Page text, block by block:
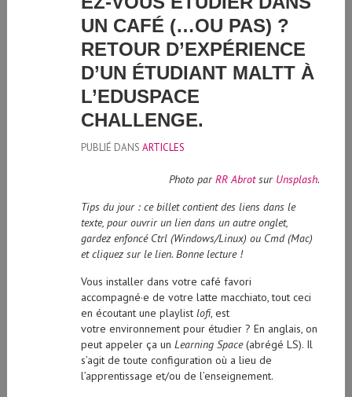
UN CAFÉ (…OU PAS) ?
RETOUR D’EXPÉRIENCE
D’UN ÉTUDIANT MALTT À
L’EDUSPACE
CHALLENGE.
texte, pour ouvrir un lien dans un autre onglet,
gardez enfoncé Ctrl (Windows/Linux) ou Cmd (Mac)
et cliquez sur le lien. Bonne lecture !
accompagné·e de votre latte macchiato, tout ceci
en écoutant une playlist lofi, est
votre environnement pour étudier ? En anglais, on
peut appeler ça unLearning Space (abrégé LS). Il
s’agit de toute configuration où a lieu de
l’apprentissage et/ou de l’enseignement.